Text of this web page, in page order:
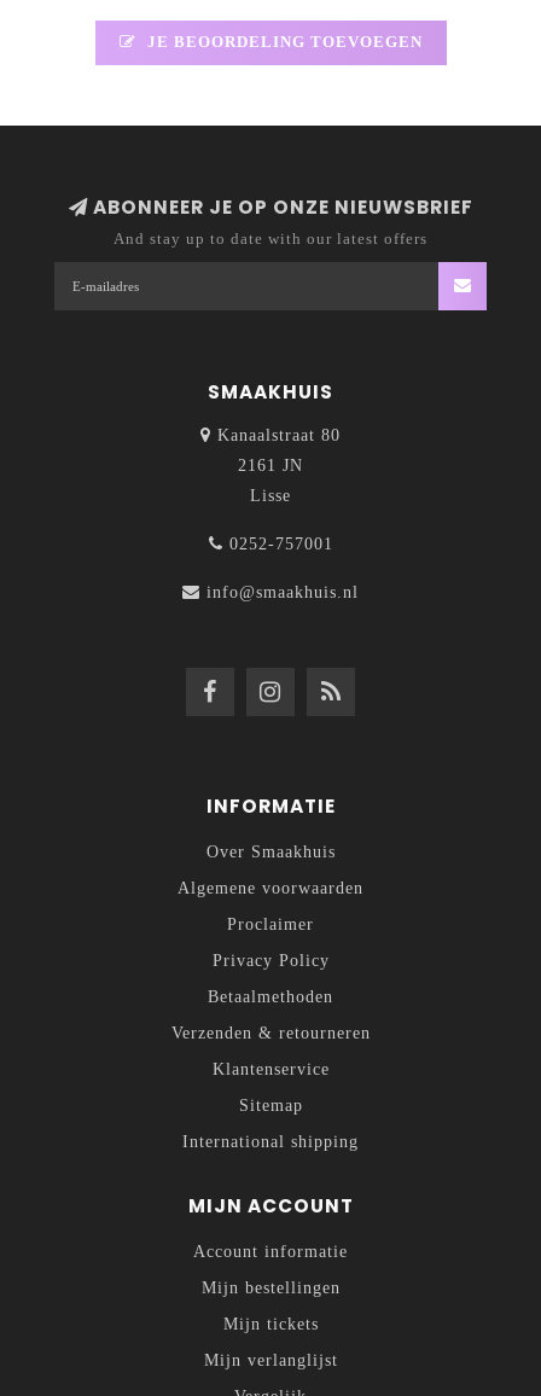
JE BEOORDELING TOEVOEGEN
ABONNEER JE OP ONZE NIEUWSBRIEF
And stay up to date with our latest offers
SMAAKHUIS
Kanaalstraat 80
2161 JN
Lisse
0252-757001
info@smaakhuis.nl
INFORMATIE
Over Smaakhuis
Algemene voorwaarden
Proclaimer
Privacy Policy
Betaalmethoden
Verzenden & retourneren
Klantenservice
Sitemap
International shipping
MIJN ACCOUNT
Account informatie
Mijn bestellingen
Mijn tickets
Mijn verlanglijst